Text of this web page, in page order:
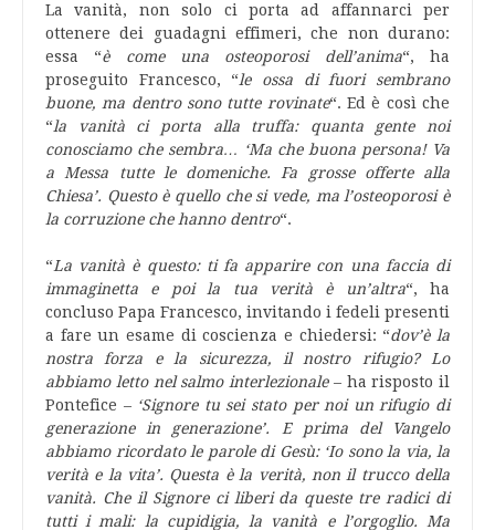
La vanità, non solo ci porta ad affannarci per
ottenere dei guadagni effimeri, che non durano:
essa “è come una osteoporosi dell’anima“, ha
proseguito Francesco, “le ossa di fuori sembrano
buone, ma dentro sono tutte rovinate“. Ed è così che
“la vanità ci porta alla truffa: quanta gente noi
conosciamo che sembra… ‘Ma che buona persona! Va
a Messa tutte le domeniche. Fa grosse offerte alla
Chiesa’. Questo è quello che si vede, ma l’osteoporosi è
la corruzione che hanno dentro“.
“La vanità è questo: ti fa apparire con una faccia di
immaginetta e poi la tua verità è un’altra“, ha
concluso Papa Francesco, invitando i fedeli presenti
a fare un esame di coscienza e chiedersi: “dov’è la
nostra forza e la sicurezza, il nostro rifugio? Lo
abbiamo letto nel salmo interlezionale– ha risposto il
Pontefice –‘Signore tu sei stato per noi un rifugio di
generazione in generazione’. E prima del Vangelo
abbiamo ricordato le parole di Gesù: ‘Io sono la via, la
verità e la vita’. Questa è la verità, non il trucco della
vanità. Che il Signore ci liberi da queste tre radici di
tutti i mali: la cupidigia, la vanità e l’orgoglio. Ma